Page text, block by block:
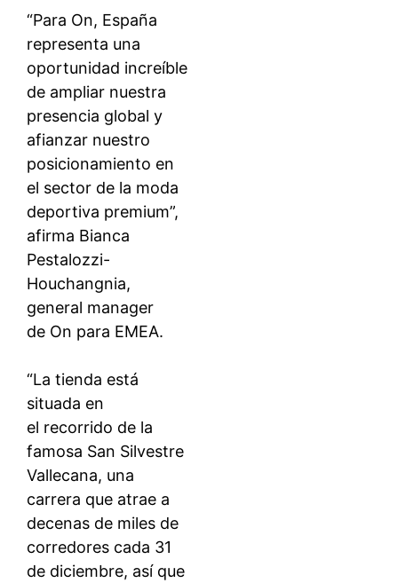
“Para On, España
representa una
oportunidad increíble
de ampliar nuestra
presencia global y
afianzar nuestro
posicionamiento en
el sector de la moda
deportiva premium”,
afirma Bianca
Pestalozzi-
Houchangnia,
general manager
de On para EMEA.
“La tienda está
situada en
el recorrido de la
famosa San Silvestre
Vallecana, una
carrera que atrae a
decenas de miles de
corredores cada 31
de diciembre, así que